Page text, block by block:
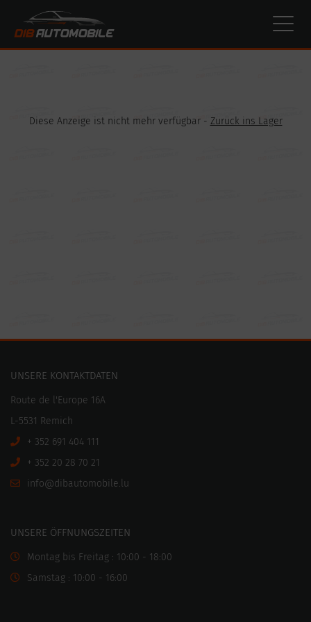
Diese Anzeige ist nicht mehr verfügbar - Zurück ins Lager
UNSERE KONTAKTDATEN
Route de l'Europe 16A
L-5531 Remich
+ 352 691 404 111
+ 352 20 28 70 21
ul.elibo
motuabid@of
ni
UNSERE ÖFFNUNGSZEITEN
Montag bis Freitag : 10:00 - 18:00
Samstag : 10:00 - 16:00